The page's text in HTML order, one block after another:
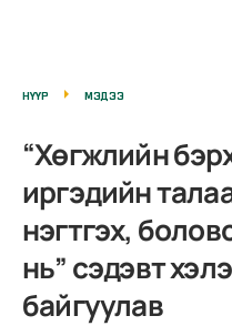
НҮҮР МЭДЭЭ
“Хөгжлийн
иргэдийн
нэгтгэх,
нь” сэдэвт
байгуулав